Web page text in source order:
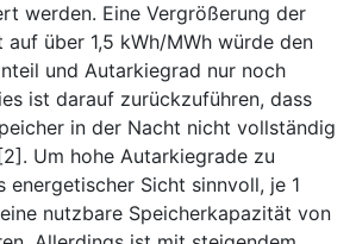
werden. Eine Vergrößerung der
über 1,5 kWh/MWh würde den
und Autarkiegrad nur noch
ist darauf zurückzuführen, dass
in der Nacht nicht vollständig
Um hohe Autarkiegrade zu
energetischer Sicht sinnvoll, je 1
nutzbare Speicherkapazität von